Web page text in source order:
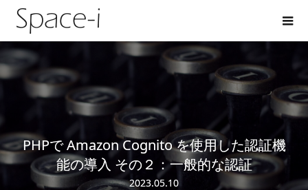
PHPで Amazon Cognito を使用した認証機
能の導入 その２：一般的な認証
2023.05.10